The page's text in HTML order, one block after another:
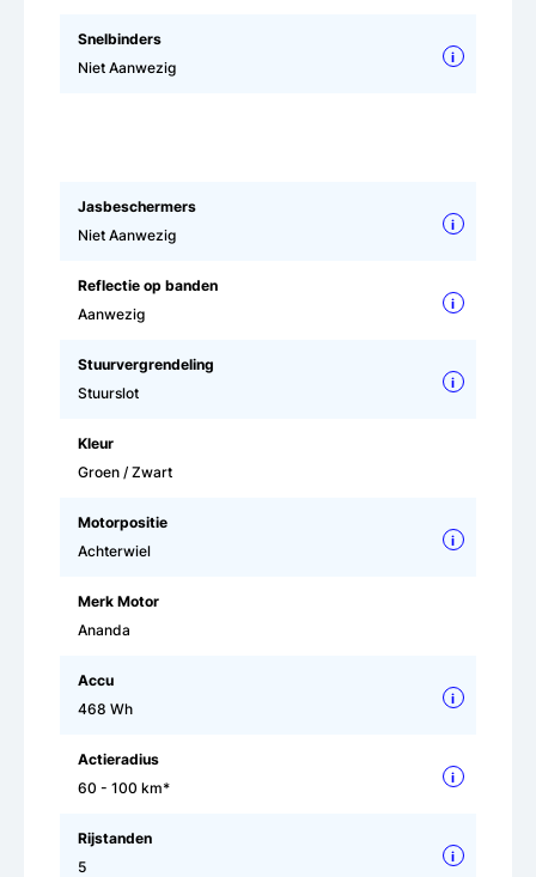
Snelbinders
Niet Aanwezig
i
Jasbeschermers
Niet Aanwezig
i
Reflectie op banden
Aanwezig
i
Stuurvergrendeling
Stuurslot
i
Kleur
Groen / Zwart
Motorpositie
Achterwiel
i
Merk Motor
Ananda
Accu
468 Wh
i
Actieradius
60 - 100 km*
i
Rijstanden
5
i